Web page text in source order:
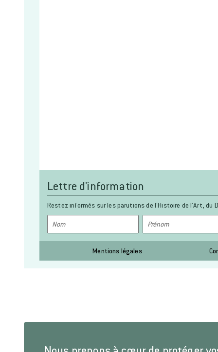
Lettre d'information
Restez informés sur les parutions de l’Histoire de l’Art, du
Mentions légales